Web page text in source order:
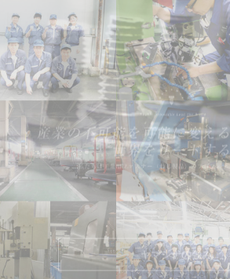
ヤマシナの強み